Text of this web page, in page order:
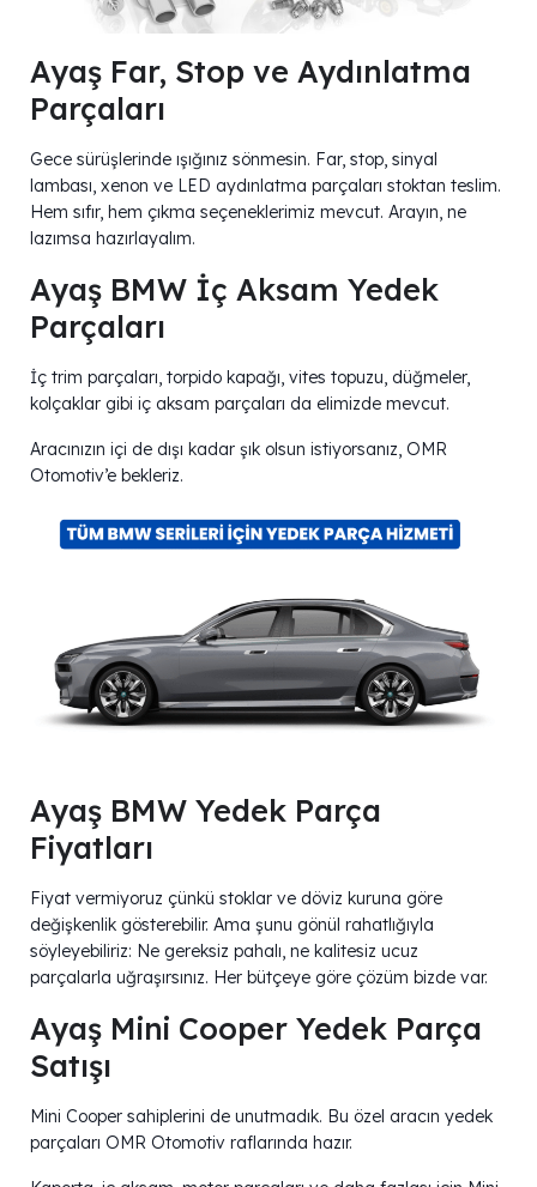
Ayaş Far, Stop ve Aydınlatma
Parçaları
Gece sürüşlerinde ışığınız sönmesin. Far, stop, sinyal
lambası, xenon ve LED aydınlatma parçaları stoktan teslim.
Hem sıfır, hem çıkma seçeneklerimiz mevcut. Arayın, ne
lazımsa hazırlayalım.
Ayaş BMW İç Aksam Yedek
Parçaları
İç trim parçaları, torpido kapağı, vites topuzu, düğmeler,
kolçaklar gibi iç aksam parçaları da elimizde mevcut.
Aracınızın içi de dışı kadar şık olsun istiyorsanız, OMR
Otomotiv’e bekleriz.
Ayaş BMW Yedek Parça
Fiyatları
Fiyat vermiyoruz çünkü stoklar ve döviz kuruna göre
değişkenlik gösterebilir. Ama şunu gönül rahatlığıyla
söyleyebiliriz: Ne gereksiz pahalı, ne kalitesiz ucuz
parçalarla uğraşırsınız. Her bütçeye göre çözüm bizde var.
Ayaş Mini Cooper Yedek Parça
Satışı
Mini Cooper sahiplerini de unutmadık. Bu özel aracın yedek
parçaları OMR Otomotiv raflarında hazır.